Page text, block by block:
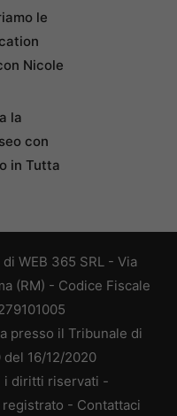
le
Nicole
la
con
in Tutta
WEB 365 SRL - Via
(RM) - Codice Fiscale
presso il Tribunale di
del 16/12/2020
diritti riservati -
registrato - Contattaci